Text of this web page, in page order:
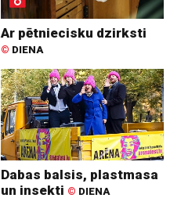
Ar pētniecisku dzirksti
© DIENA
Dabas balsis, plastmasa
un insekti © DIENA